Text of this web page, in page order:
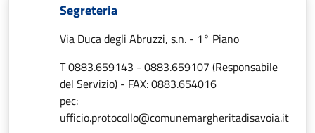
Segreteria
Via Duca degli Abruzzi, s.n. - 1° Piano
T 0883.659143 - 0883.659107 (Responsabile
del Servizio) - FAX: 0883.654016
pec:
ufficio.protocollo@comunemargheritadisavoia.it